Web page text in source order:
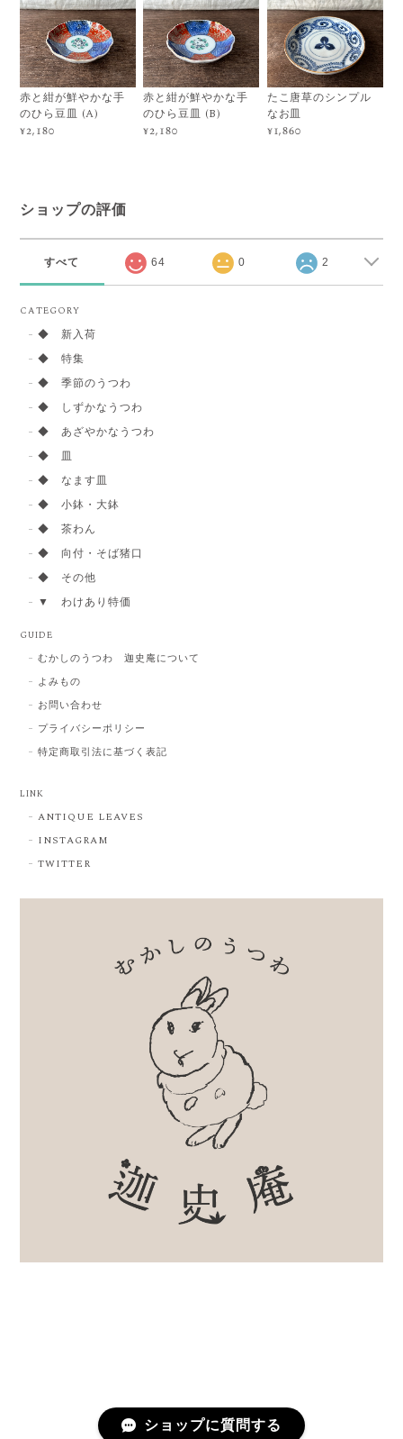
赤と紺が鮮やかな手
のひら豆皿 (A)
¥2,180
赤と紺が鮮やかな手
のひら豆皿 (B)
¥2,180
たこ唐草のシンプル
なお皿
¥1,860
ショップの評価
すべて 64 0 2
CATEGORY
◆ 新入荷
◆ 特集
◆ 季節のうつわ
◆ しずかなうつわ
◆ あざやかなうつわ
◆ 皿
◆ なます皿
◆ 小鉢・大鉢
◆ 茶わん
◆ 向付・そば猪口
◆ その他
▼ わけあり特価
GUIDE
むかしのうつわ 迦史庵について
よみもの
お問い合わせ
プライバシーポリシー
特定商取引法に基づく表記
LINK
ANTIQUE LEAVES
INSTAGRAM
TWITTER
ショップに質問する